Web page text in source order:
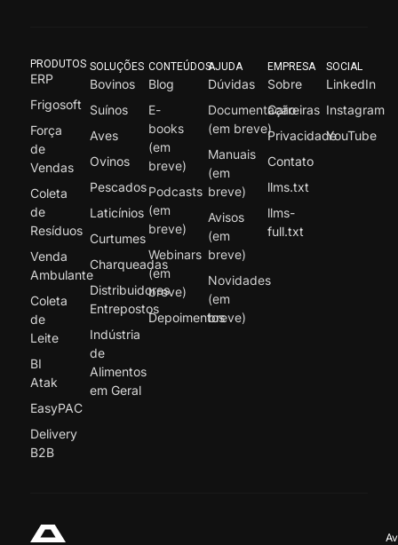
PRODUTOS
ERP
Frigosoft
Força
de
Vendas
Coleta
de
Resíduos
Venda
Ambulante
Coleta
de
Leite
BI
Atak
EasyPAC
Delivery
B2B
SOLUÇÕES
Bovinos
Suínos
Aves
Ovinos
Pescados
Laticínios
Curtumes
Charqueadas
Distribuidores
Entrepostos
Indústria
de
Alimentos
em Geral
CONTEÚDOS
Blog
E-
books
(em
breve)
Podcasts
(em
breve)
Webinars
(em
breve)
Depoimentos
AJUDA
Dúvidas
Documentação
(em breve)
Manuais
(em
breve)
Avisos
(em
breve)
Novidades
(em
breve)
EMPRESA
Sobre
Carreiras
Privacidade
Contato
llms.txt
llms-
full.txt
SOCIAL
LinkedIn
Instagram
YouTube